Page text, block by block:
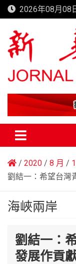
Skip
to
content
2026年08月08
新華澳報
2020 8 月
劉結一：希望台灣
海峽兩岸
劉結一：
發展作貢